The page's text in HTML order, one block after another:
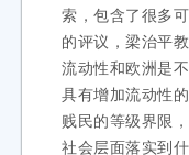
索，包含了很多
的评议，梁治平
流动性和欧洲是
具有增加流动性
贱民的等级界限
社会层面落实到